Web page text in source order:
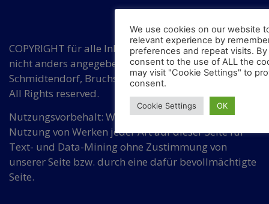
COPYRIGHT für alle Inhalte auf diesen Seiten, wenn
nicht anders angegeben, bei Hermann
Schmidtendorf, Bruchsaler Str. 3, DE 10715 Berlin.
All Rights reserved.
Nutzungsvorbehalt: Wir widersprechen einer
Nutzung von Werken jeder Art auf dieser Seite für
Text- und Data-Mining ohne Zustimmung von
unserer Seite bzw. durch eine dafür bevollmächtigte
Seite.
We use cookies on our website
relevant experience by
preferences and repeat visits. By
consent to the use of ALL the
may visit "Cookie Settings" to
consent.
Cookie Settings OK